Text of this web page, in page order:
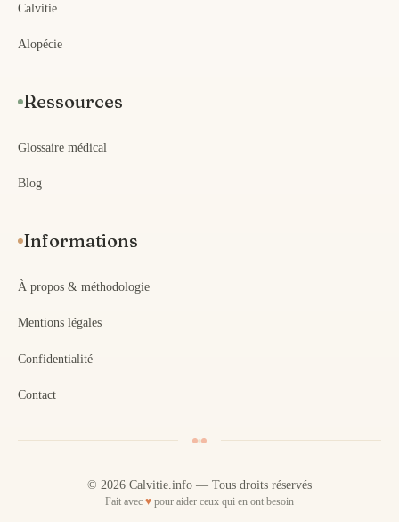
Calvitie
Alopécie
Ressources
Glossaire médical
Blog
Informations
À propos & méthodologie
Mentions légales
Confidentialité
Contact
© 2026 Calvitie.info — Tous droits réservés
Fait avec ♥ pour aider ceux qui en ont besoin